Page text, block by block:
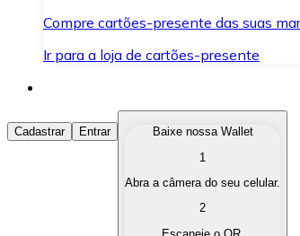
Compre cartões-presente das suas
Ir para a loja de cartões-presente
Comprar Criptomoedas
Compre as criptomoedas de seu
Converta suas criptomoedas em
Cadastrar Entrar
Baixe nossa Wallet
1
Abra a câmera do seu celular.
2